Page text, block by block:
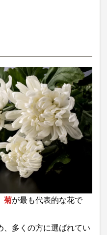
菊が最も代表的な花で
、多くの方に選ばれてい